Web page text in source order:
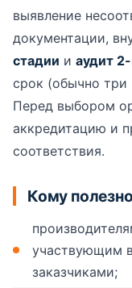
выявление
документации,
стадии и аудит
срок (обычно три
Перед выбором
аккредитацию и
соответствия.
Кому полезно
участвующим
заказчиками;